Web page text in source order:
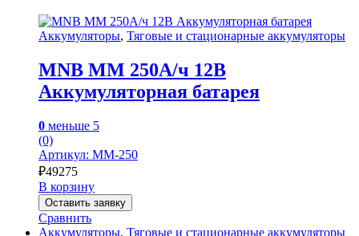
Аккумуляторы, Тяговые и стационарные аккумуляторы
MNB MM 250А/ч 12В
Аккумуляторная батарея
0 меньше 5
(0)
Артикул: MM-250
₽49275
В корзину
Оставить заявку
Сравнить
Аккумуляторы, Тяговые и стационарные аккумуляторы